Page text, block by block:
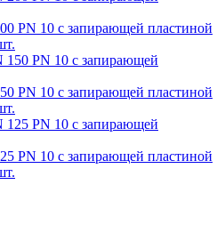
PN 10 с запирающей пластиной
PN 10 с запирающей пластиной
PN 10 с запирающей пластиной